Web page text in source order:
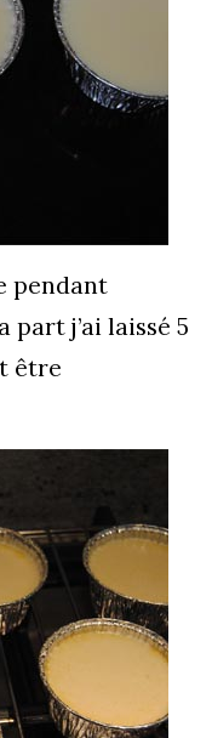
pendant
j’ai laissé 5
être